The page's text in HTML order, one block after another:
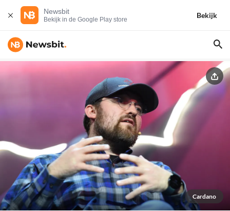
Newsbit
Bekijk in de Google Play store
Bekijk
Cardano